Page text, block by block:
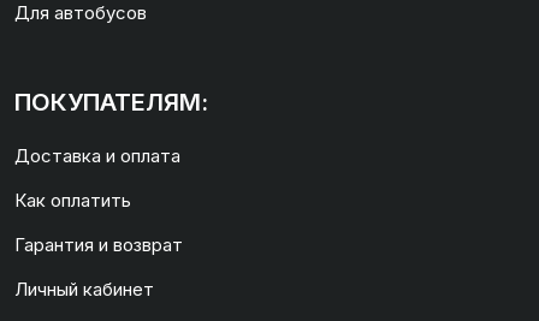
Для автобусов
ПОКУПАТЕЛЯМ:
Доставка и оплата
Как оплатить
Гарантия и возврат
Личный кабинет